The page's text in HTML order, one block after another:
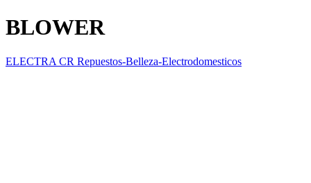
BLOWER
ELECTRA CR Repuestos-Belleza-Electrodomesticos